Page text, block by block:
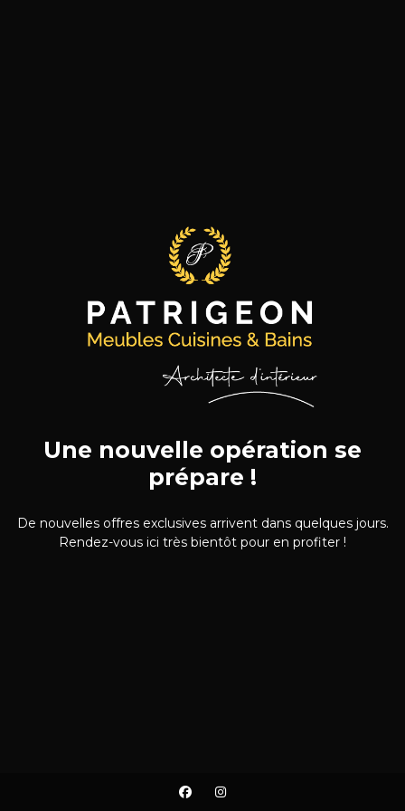
Une nouvelle opération se
prépare !
De nouvelles offres exclusives arrivent dans quelques jours.
Rendez-vous ici très bientôt pour en profiter !